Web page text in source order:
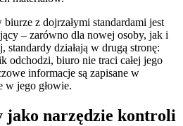
z dojrzałymi standardami jest
– zarówno dla nowej osoby, jak i
standardy działają w drugą stronę:
odchodzi, biuro nie traci całej jego
informacje są zapisane w
w jego głowie.
jako narzędzie kontroli